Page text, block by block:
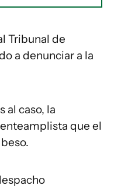
Tribunal de
a denunciar a la
al caso, la
que el